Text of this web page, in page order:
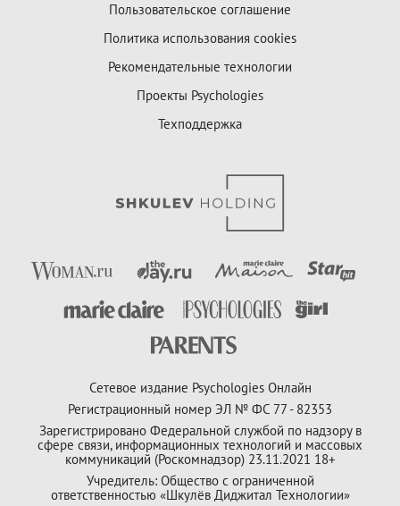
Пользовательское соглашение
Политика использования cookies
Рекомендательные технологии
Проекты Psychologies
Техподдержка
Сетевое издание Psychologies Онлайн
Регистрационный номер ЭЛ № ФС 77 - 82353
Зарегистрировано Федеральной службой по надзору в
сфере связи, информационных технологий и массовых
коммуникаций (Роскомнадзор) 23.11.2021 18+
Учредитель: Общество с ограниченной
ответственностью «Шкулёв Диджитал Технологии»